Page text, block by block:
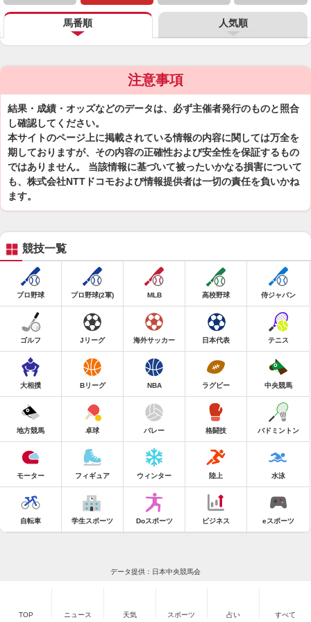
馬番順 人気順
注意事項
結果・成績・オッズなどのデータは、必ず主催者発行のものと照合
し確認してください。
本サイトのページ上に掲載されている情報の内容に関しては万全を
期しておりますが、その内容の正確性および安全性を保証するもの
ではありません。 当該情報に基づいて被ったいかなる損害について
も、株式会社NTTドコモおよび情報提供者は一切の責任を負いかね
ます。
競技一覧
プロ野球 プロ野球(2軍) MLB 高校野球 侍ジャパン
ゴルフ Jリーグ 海外サッカー 日本代表 テニス
大相撲 Bリーグ NBA ラグビー 中央競馬
地方競馬 卓球 バレー 格闘技 バドミントン
モーター フィギュア ウィンター 陸上 水泳
自転車 学生スポーツ Doスポーツ ビジネス eスポーツ
データ提供：日本中央競馬会
TOP ニュース 天気 スポーツ 占い すべて